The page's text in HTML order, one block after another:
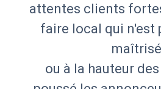
attentes clients
faire local qui n'est
maîtrisé
ou à la hauteur